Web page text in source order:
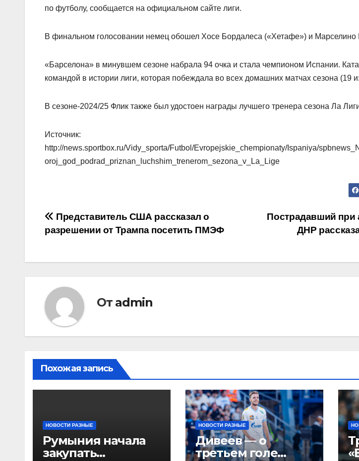
по футболу, сообщается на официальном сайте лиги.
В финальном голосовании немец обошел Хосе Бордалеса («Хетафе») и Марселино
«Барселона» в минувшем сезоне набрала 94 очка и стала чемпионом Испании.
командой в истории лиги, которая побеждала во всех домашних матчах сезона (19
В сезоне‑2024/25 Флик также был удостоен награды лучшего тренера сезона Ла
Источник:
http://news.sportbox.ru/Vidy_sporta/Futbol/Evropejskie_chempionaty/Ispaniya/
oroj_god_podrad_priznan_luchshim_trenerom_sezona_v_La_Lige
Навигация
по
записям
Пострадавший при
ДНР
Представитель США рассказал о
разрешении от Трампа посетить ПМЭФ
От admin
Похожая запись
НОВОСТИ РАЗНЫЕ
Румыния начала
закупать
НОВОСТИ РАЗНЫЕ
Дивеев — о
третьем голе